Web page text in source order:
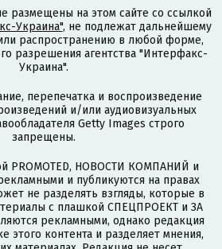
размещены на этом сайте со ссылкой
Украина", не подлежат дальнейшему
распространению в любой форме,
разрешения агентства "Интерфакс-
Украина".
перепечатка и воспроизведение
и/или аудиовизуальных
Getty Images строго
запрещены.
PROMOTED, НОВОСТИ КОМПАНИЙ и
и публикуются на правах
не разделять взгляды, которые в
с плашкой СПЕЦПРОЕКТ и ЗА
рекламными, однако редакция
этого контента и разделяет мнения,